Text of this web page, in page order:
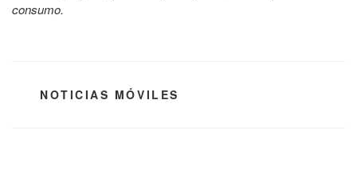
consumo.
CATEGORÍAS
NOTICIAS MÓVILES